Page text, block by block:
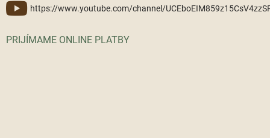
https://www.youtube.com/channel/
PRIJÍMAME ONLINE PLATBY